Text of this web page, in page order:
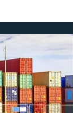
às pessoas que
pelos
Muito mais
de notícias,
Essa missão